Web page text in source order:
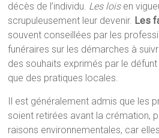
décès de l’individu. Les loisen
scrupuleusement leur devenir. Les
souvent conseillées par les
funéraires sur les démarches à
des souhaits exprimés par le
que des pratiques locales.
Il est généralement admis que les
soient retirées avant la crémation,
raisons environnementales, car